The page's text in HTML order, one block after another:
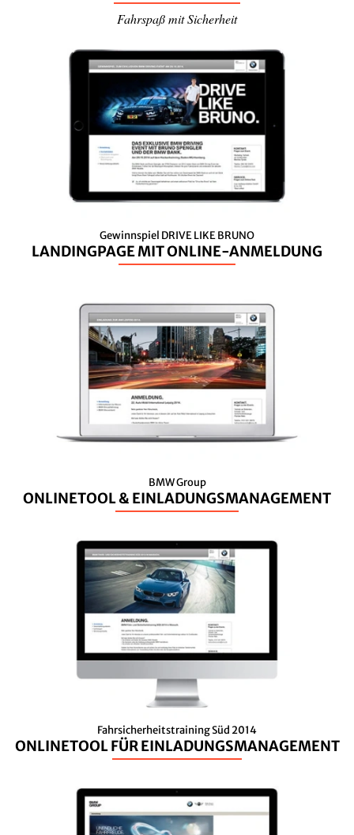
Fahrspaß mit Sicherheit
Gewinnspiel DRIVE LIKE BRUNO
LANDINGPAGE MIT ONLINE-ANMELDUNG
BMW Group
ONLINETOOL & EINLADUNGSMANAGEMENT
Fahrsicherheitstraining Süd 2014
ONLINETOOL FÜR EINLADUNGSMANAGEMENT